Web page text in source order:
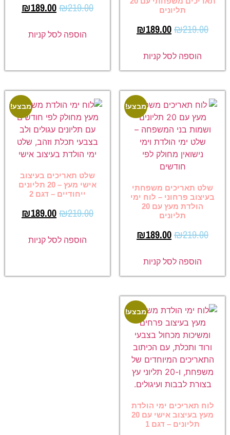
תליונים
₪219.00
₪189.00
הוספה לסל קניות
₪219.00
₪189.00
הוספה לסל קניות
מבצע!
שלט תאריכים משפחתי
בעיצוב פרחוני – לוח ימי
הולדת מעץ עם 20
תליונים
₪219.00
₪189.00
הוספה לסל קניות
מבצע!
שלט תאריכים בעיצוב
אישי מעץ – 20 תליונים
ייחודיים – דגם 2
₪219.00
₪189.00
הוספה לסל קניות
מבצע!
לוח תאריכים ימי הולדת
מעץ בעיצוב אישי עם 20
תליונים – דגם 1